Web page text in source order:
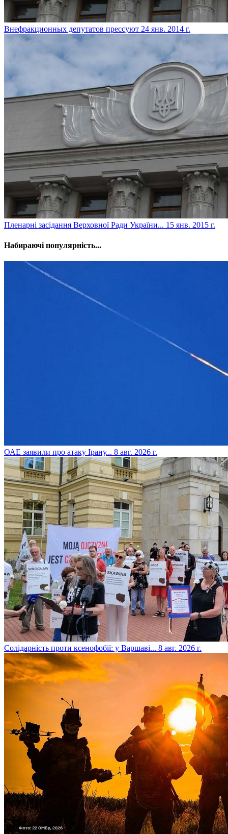
Внефракционных депутатов прессуют 24 янв. 2014 г.
Пленарні засідання Верховної Ради України... 15 янв. 2015 г.
Набираючі популярність...
​ОАЕ заявили про атаку Ірану... 8 авг. 2026 г.
​Солідарність проти ксенофобії: у Варшаві... 8 авг. 2026 г.